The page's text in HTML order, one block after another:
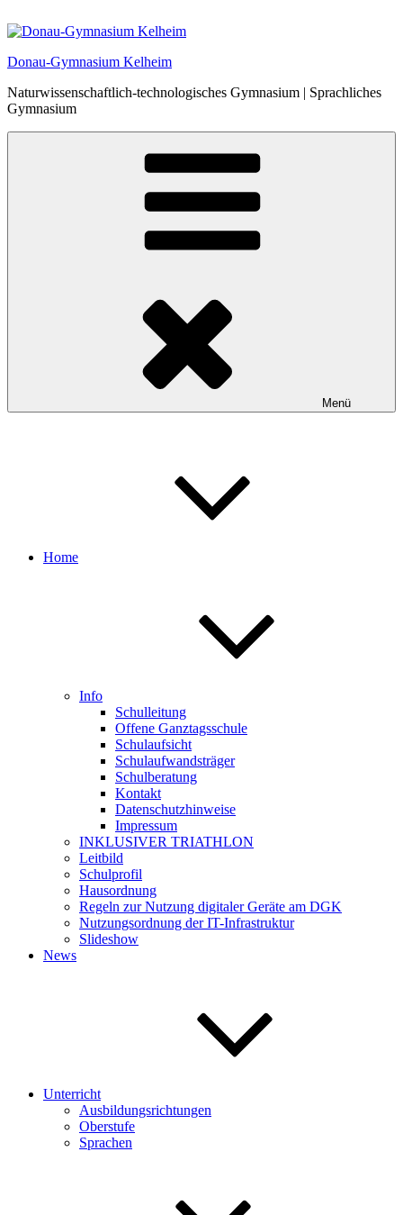
Inhalt
Donau-Gymnasium Kelheim
Naturwissenschaftlich-technologisches Gymnasium | Sprachliches
Gymnasium
Menü
Home
Info
Schulleitung
Offene Ganztagsschule
Schulaufsicht
Schulaufwandsträger
Schulberatung
Kontakt
Datenschutzhinweise
Impressum
INKLUSIVER TRIATHLON
Leitbild
Schulprofil
Hausordnung
Regeln zur Nutzung digitaler Geräte am DGK
Nutzungsordnung der IT-Infrastruktur
Slideshow
News
Unterricht
Ausbildungsrichtungen
Oberstufe
Sprachen